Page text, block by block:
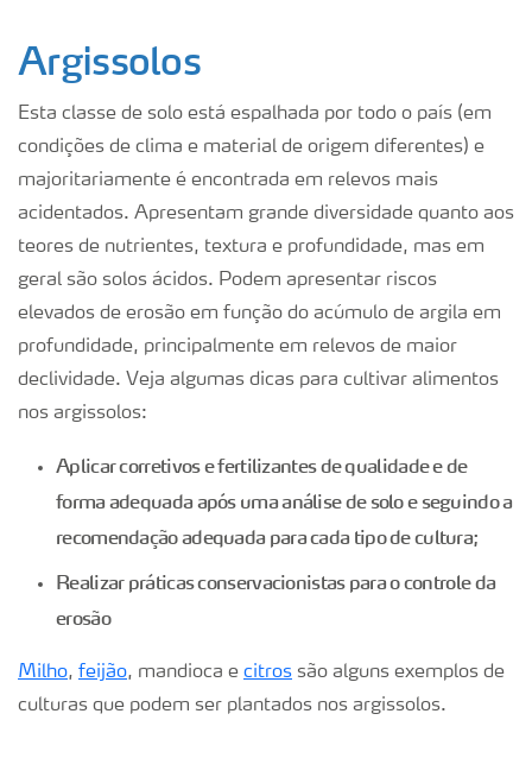
Argissolos
Esta classe de solo está espalhada por todo o país (em
condições de clima e material de origem diferentes) e
majoritariamente é encontrada em relevos mais
acidentados. Apresentam grande diversidade quanto aos
teores de nutrientes, textura e profundidade, mas em
geral são solos ácidos. Podem apresentar riscos
elevados de erosão em função do acúmulo de argila em
profundidade, principalmente em relevos de maior
declividade. Veja algumas dicas para cultivar alimentos
nos argissolos:
Aplicar corretivos e fertilizantes de qualidade e de
forma adequada após uma análise de solo e seguindo a
recomendação adequada para cada tipo de cultura;
Realizar práticas conservacionistas para o controle da
erosão
Milho, feijão, mandioca e citros são alguns exemplos de
culturas que podem ser plantados nos argissolos.